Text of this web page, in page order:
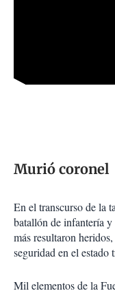
Murió coronel
En el transcurso de la
batallón de infantería
más resultaron
seguridad en el
Mil elementos de la